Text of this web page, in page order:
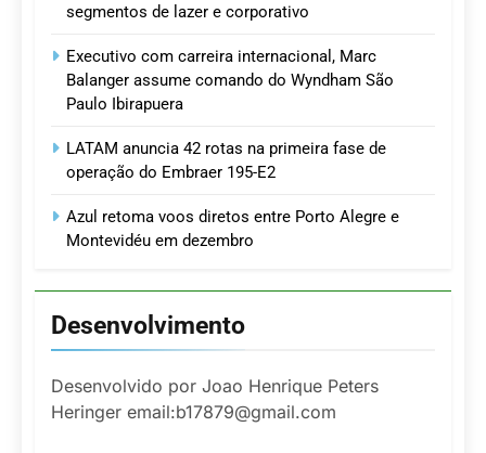
segmentos de lazer e corporativo
Executivo com carreira internacional, Marc
Balanger assume comando do Wyndham São
Paulo Ibirapuera
LATAM anuncia 42 rotas na primeira fase de
operação do Embraer 195-E2
Azul retoma voos diretos entre Porto Alegre e
Montevidéu em dezembro
Desenvolvimento
Desenvolvido por Joao Henrique Peters
Heringer email:b17879@gmail.com